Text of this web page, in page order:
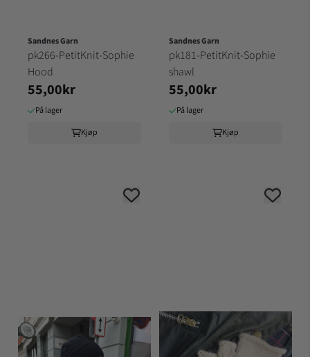
Sandnes Garn
pk266-PetitKnit-Sophie
Hood
55,00kr
På lager
Kjøp
Sandnes Garn
pk181-PetitKnit-Sophie
shawl
55,00kr
På lager
Kjøp